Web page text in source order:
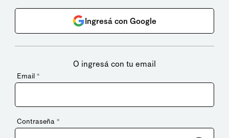
Ingresá con Google
O ingresá con tu email
Email *
Contraseña *